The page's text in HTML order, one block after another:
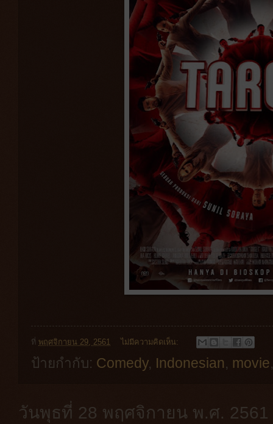
ที่ พฤศจิกายน 29, 2561 ไม่มีความคิดเห็น:
ป้ายกำกับ: Comedy, Indonesian, movie
วันพุธที่ 28 พฤศจิกายน พ.ศ. 2561